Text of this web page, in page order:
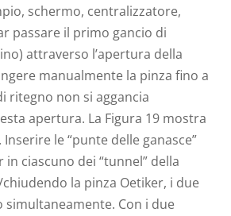
schermo, centralizzatore,
passare il primo gancio di
attraverso l’apertura della
manualmente la pinza fino a
ritegno non si aggancia
apertura. La Figura 19 mostra
le “punte delle ganasce”
in ciascuno dei “tunnel” della
la pinza Oetiker, i due
simultaneamente. Con i due